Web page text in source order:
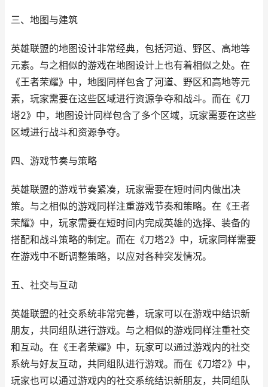
三、地图与建筑
英雄联盟的地图设计非常经典，包括河道、野区、高地等
元素。与之相似的游戏在地图设计上也有着相似之处。在
《王者荣耀》中，地图同样包含了河道、野区和高地等元
素，玩家需要在这些区域进行资源争夺和战斗。而在《刀
塔2》中，地图设计同样包含了多个区域，玩家需要在这些
区域进行战斗和资源争夺。
四、游戏节奏与策略
英雄联盟的游戏节奏紧凑，玩家需要在短时间内做出决
策。与之相似的游戏同样注重游戏节奏和策略。在《王者
荣耀》中，玩家需要在短时间内完成英雄的选择、装备的
搭配和战斗策略的制定。而在《刀塔2》中，玩家同样需要
在游戏中不断调整策略，以应对各种突发情况。
五、社交与互动
英雄联盟的社交系统非常完善，玩家可以在游戏中结识新
朋友，共同组队进行游戏。与之相似的游戏同样注重社交
和互动。在《王者荣耀》中，玩家可以通过游戏内的社交
系统与好友互动，共同组队进行游戏。而在《刀塔2》中，
玩家也可以通过游戏内的社交系统结识新朋友，共同组队